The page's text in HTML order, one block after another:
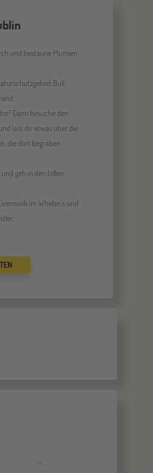
und bestaune Mumien
Bull
Dann besuche den
lass dir etwas über die
die dort begraben
geh in den tollen
im Whelan's und